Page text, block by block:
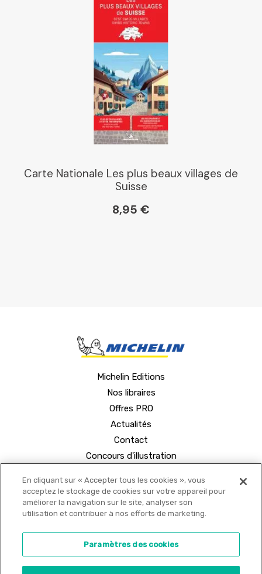
Carte Nationale Les plus beaux villages de
Suisse
8,95 €
Michelin Editions
Nos libraires
Offres PRO
Actualités
Contact
Concours d'illustration
•
En cliquant sur « Accepter tous les cookies », vous
acceptez le stockage de cookies sur votre appareil pour
améliorer la navigation sur le site, analyser son
utilisation et contribuer à nos efforts de marketing.
Paramètres des cookies